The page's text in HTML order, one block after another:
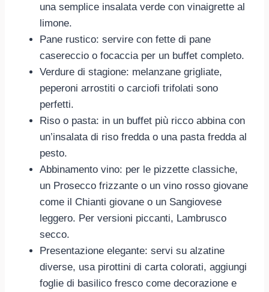
una semplice insalata verde con vinaigrette al
limone.
Pane rustico: servire con fette di pane
casereccio o focaccia per un buffet completo.
Verdure di stagione: melanzane grigliate,
peperoni arrostiti o carciofi trifolati sono
perfetti.
Riso o pasta: in un buffet più ricco abbina con
un’insalata di riso fredda o una pasta fredda al
pesto.
Abbinamento vino: per le pizzette classiche,
un Prosecco frizzante o un vino rosso giovane
come il Chianti giovane o un Sangiovese
leggero. Per versioni piccanti, Lambrusco
secco.
Presentazione elegante: servi su alzatine
diverse, usa pirottini di carta colorati, aggiungi
foglie di basilico fresco come decorazione e